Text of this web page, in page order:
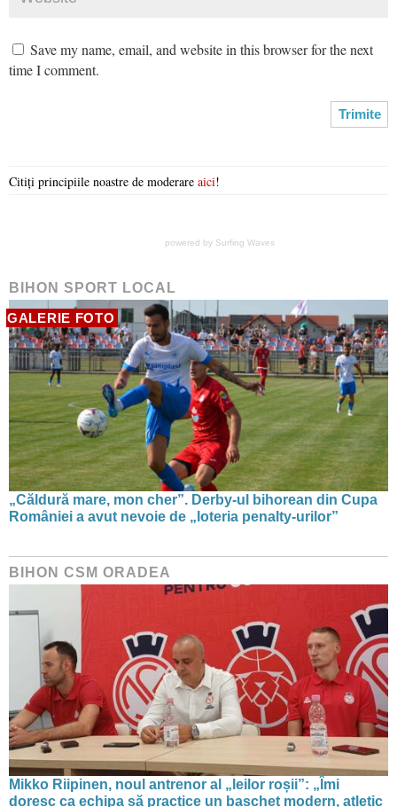
Save my name, email, and website in this browser for the next
time I comment.
Citiți principiile noastre de moderare aici!
powered by Surfing Waves
BIHON SPORT LOCAL
GALERIE FOTO
„Căldură mare, mon cher”. Derby-ul bihorean din Cupa
României a avut nevoie de „loteria penalty-urilor”
BIHON CSM ORADEA
Mikko Riipinen, noul antrenor al „leilor roșii”: „Îmi
doresc ca echipa să practice un baschet modern, atletic